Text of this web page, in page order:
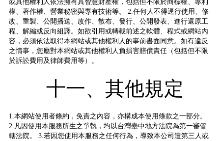
或其他權利人依法擁有其智慧財產權，包括但不限於商標權、專利
權、著作權、營業秘密與專有技術等。 2.任何人不得逕行使用、修
改、重製、公開播送、改作、散布、發行、公開發表、進行還原工
程、解編或反向組譯。如欲引用或轉載前述之軟體、程式或網站內
容，必須依法取得本網站或其他權利人的事前書面同意。如有違反
之情事，您應對本網站或其他權利人負損害賠償責任（包括但不限
於訴訟費用及律師費用等）。
十一、其他規定
1.本網站使用者條約，免責之內容，亦構成本使用條款之一部分。
2.凡因使用本服務所生之爭執，均以台灣臺中地方法院為第一審管
轄法院。 3.若因您使用本服務之任何行為，導致本公司遭第三人或